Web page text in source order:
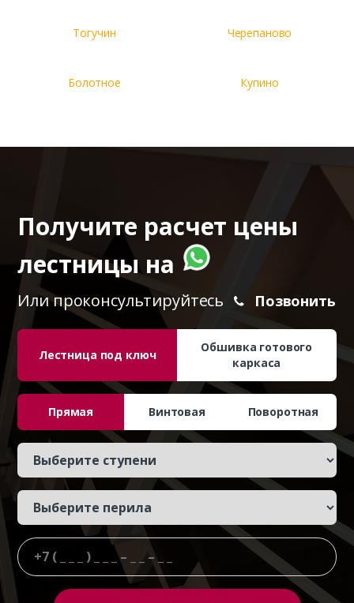
Тогучин Черепаново
Болотное Купино
Получите расчет цены
лестницы на
Или проконсультируйтесь Позвонить
Лестница под ключ
Обшивка готового
каркаса
Прямая Винтовая Поворотная